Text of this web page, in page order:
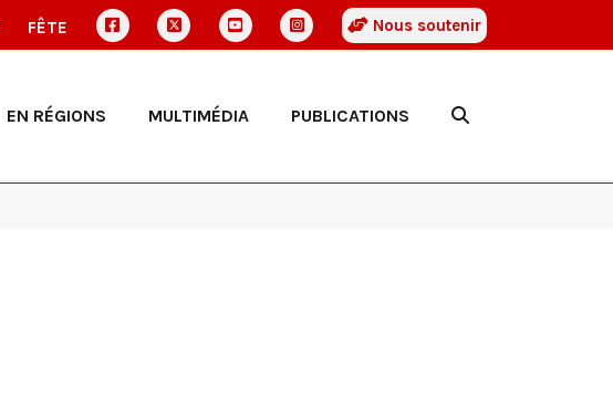
FÊTE Nous soutenir
EN RÉGIONS MULTIMÉDIA PUBLICATIONS